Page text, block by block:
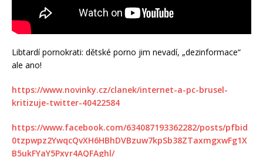
Libtardí pornokrati: dětské porno jim nevadí, „dezinformace“
ale ano!
https://www.novinky.cz/clanek/internet-a-pc-brusel-
kritizuje-twitter-40422584
https://www.facebook.com/634087193362282/posts/pfbid
0tzpwpz2YwqcQvXH6HBhDVBzuw7kpSb38ZTaxmgxwFg1X
B5ukFYaY5Pxyr4AQFAghl/